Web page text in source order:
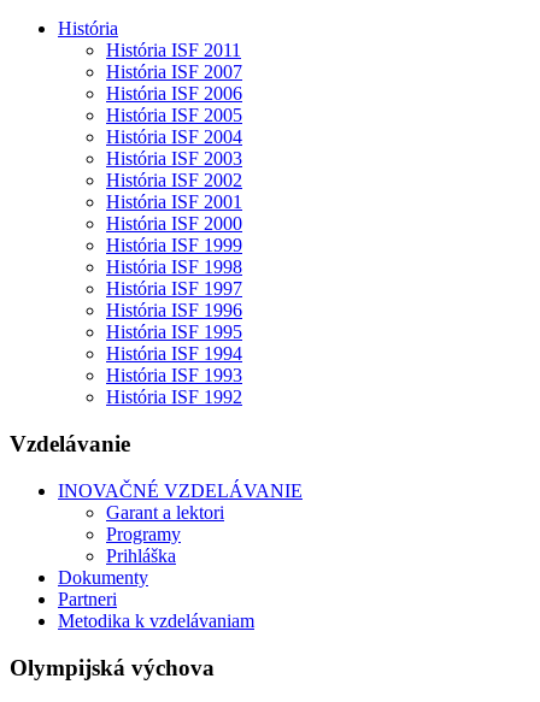
História
História ISF 2011
História ISF 2007
História ISF 2006
História ISF 2005
História ISF 2004
História ISF 2003
História ISF 2002
História ISF 2001
História ISF 2000
História ISF 1999
História ISF 1998
História ISF 1997
História ISF 1996
História ISF 1995
História ISF 1994
História ISF 1993
História ISF 1992
Vzdelávanie
INOVAČNÉ VZDELÁVANIE
Garant a lektori
Programy
Prihláška
Dokumenty
Partneri
Metodika k vzdelávaniam
Olympijská výchova